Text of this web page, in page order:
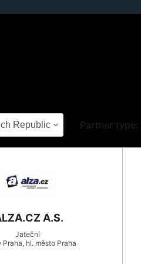
Partner type:
A.S.
Jateční
Praha, hl. město Praha